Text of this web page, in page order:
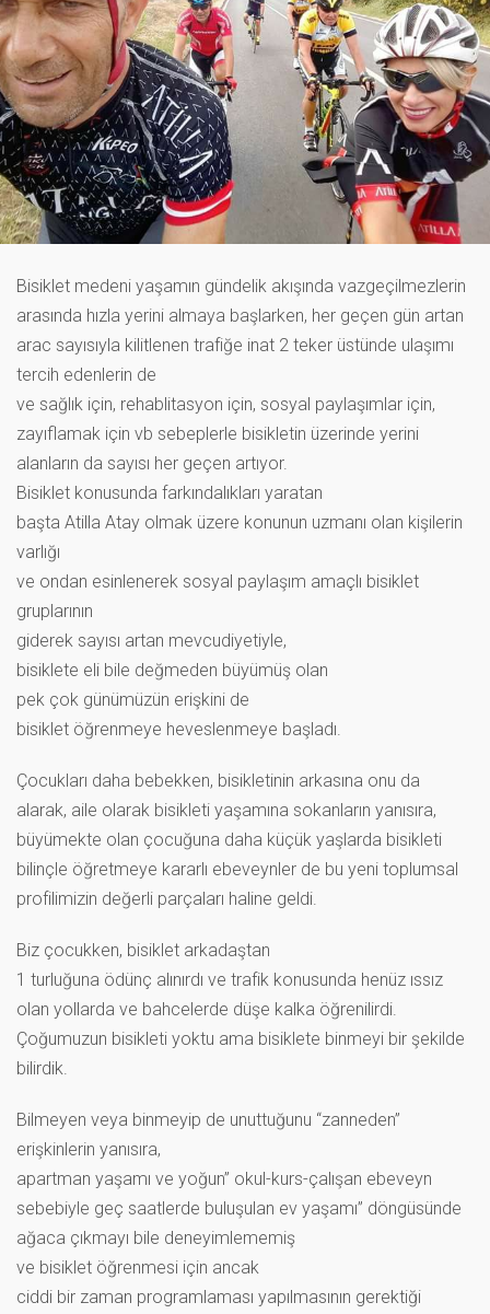
Bisiklet medeni yaşamın gündelik akışında vazgeçilmezlerin
arasında hızla yerini almaya başlarken, her geçen gün artan
arac sayısıyla kilitlenen trafiğe inat 2 teker üstünde ulaşımı
tercih edenlerin de
ve sağlık için, rehablitasyon için, sosyal paylaşımlar için,
zayıflamak için vb sebeplerle bisikletin üzerinde yerini
alanların da sayısı her geçen artıyor.
Bisiklet konusunda farkındalıkları yaratan
başta Atilla Atay olmak üzere konunun uzmanı olan kişilerin
varlığı
ve ondan esinlenerek sosyal paylaşım amaçlı bisiklet
gruplarının
giderek sayısı artan mevcudiyetiyle,
bisiklete eli bile değmeden büyümüş olan
pek çok günümüzün erişkini de
bisiklet öğrenmeye heveslenmeye başladı.
Çocukları daha bebekken, bisikletinin arkasına onu da
alarak, aile olarak bisikleti yaşamına sokanların yanısıra,
büyümekte olan çocuğuna daha küçük yaşlarda bisikleti
bilinçle öğretmeye kararlı ebeveynler de bu yeni toplumsal
profilimizin değerli parçaları haline geldi.
Biz çocukken, bisiklet arkadaştan
1 turluğuna ödünç alınırdı ve trafik konusunda henüz ıssız
olan yollarda ve bahcelerde düşe kalka öğrenilirdi.
Çoğumuzun bisikleti yoktu ama bisiklete binmeyi bir şekilde
bilirdik.
Bilmeyen veya binmeyip de unuttuğunu “zanneden”
erişkinlerin yanısıra,
apartman yaşamı ve yoğun” okul-kurs-çalışan ebeveyn
sebebiyle geç saatlerde buluşulan ev yaşamı” döngüsünde
ağaca çıkmayı bile deneyimlememiş
ve bisiklet öğrenmesi için ancak
ciddi bir zaman programlaması yapılmasının gerektiği